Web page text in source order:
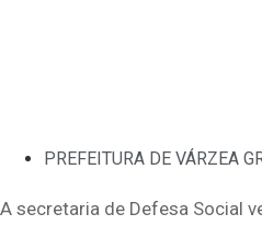
PREFEITURA DE VÁRZEA
A secretaria de Defesa Social